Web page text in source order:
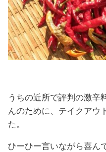
うちの近所で評判の激辛
んのために、テイクアウ
た。
ひーひー言いながら喜ん